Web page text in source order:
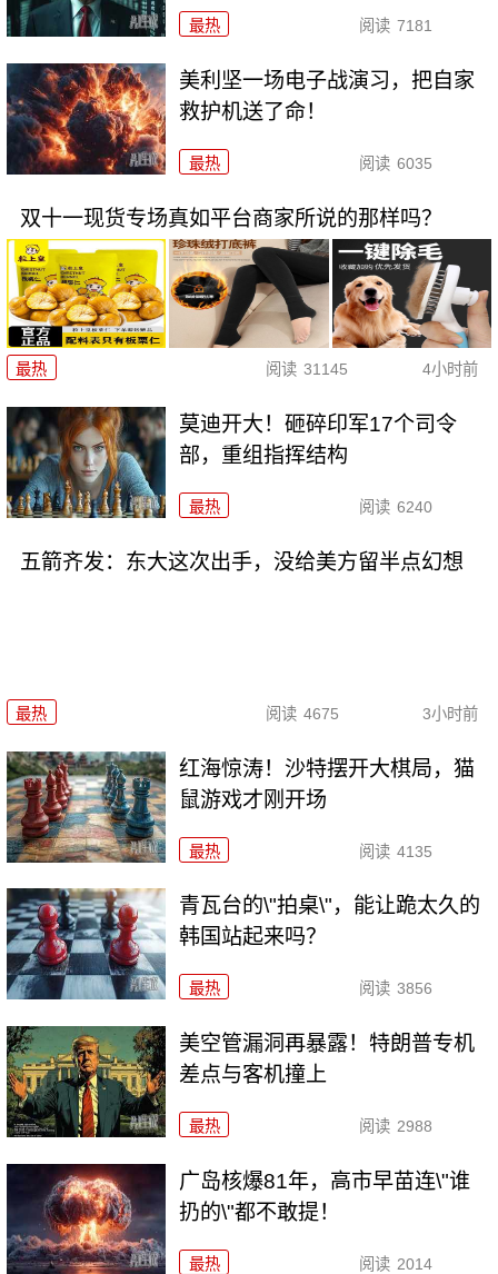
最热 阅读 7181
美利坚一场电子战演习，把自家
救护机送了命！
最热 阅读 6035
双十一现货专场真如平台商家所说的那样吗？
最热 阅读 31145 4小时前
莫迪开大！砸碎印军17个司令
部，重组指挥结构
最热 阅读 6240
五箭齐发：东大这次出手，没给美方留半点幻想
最热 阅读 4675 3小时前
红海惊涛！沙特摆开大棋局，猫
鼠游戏才刚开场
最热 阅读 4135
青瓦台的\"拍桌\"，能让跪太久的
韩国站起来吗？
最热 阅读 3856
美空管漏洞再暴露！特朗普专机
差点与客机撞上
最热 阅读 2988
广岛核爆81年，高市早苗连\"谁
扔的\"都不敢提！
最热 阅读 2014